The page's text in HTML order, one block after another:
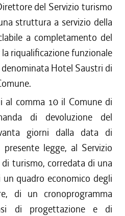
del Servizio turismo
struttura a servizio della
a completamento del
riqualificazione funzionale
Hotel Saustri di
al comma 10 il Comune di
di devoluzione del
giorni dalla data di
legge, al Servizio
turismo, corredata di una
quadro economico degli
di un cronoprogramma
di progettazione e di